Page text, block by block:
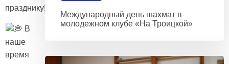
празднику!
В
наше
время
Международный день шахмат в
молодежном клубе «На Троицкой»